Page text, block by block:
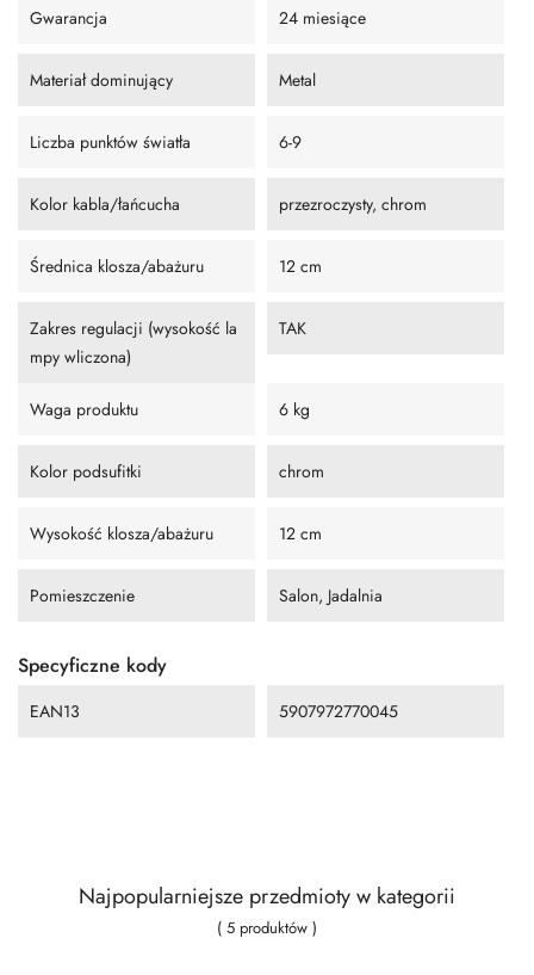
Gwarancja 24 miesiące
Materiał dominujący Metal
Liczba punktów światła 6-9
Kolor kabla/łańcucha przezroczysty, chrom
Średnica klosza/abażuru 12 cm
Zakres regulacji (wysokość la
mpy wliczona)
TAK
Waga produktu 6 kg
Kolor podsufitki chrom
Wysokość klosza/abażuru 12 cm
Pomieszczenie Salon, Jadalnia
Specyficzne kody
EAN13 5907972770045
Najpopularniejsze przedmioty w kategorii
( 5 produktów )